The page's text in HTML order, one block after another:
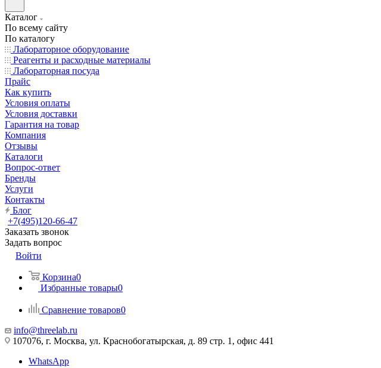
Каталог
По всему сайту
По каталогу
Лабораторное оборудование
Реагенты и расходные материалы
Лабораторная посуда
Прайс
Как купить
Условия оплаты
Условия доставки
Гарантия на товар
Компания
Отзывы
Каталоги
Вопрос-ответ
Бренды
Услуги
Контакты
Блог
+7(495)120-66-47
Заказать звонок
Задать вопрос
Войти
Корзина0
Избранные товары0
Сравнение товаров0
info@threelab.ru
107076, г. Москва, ул. Краснобогатырская, д. 89 стр. 1, офис 441
WhatsApp